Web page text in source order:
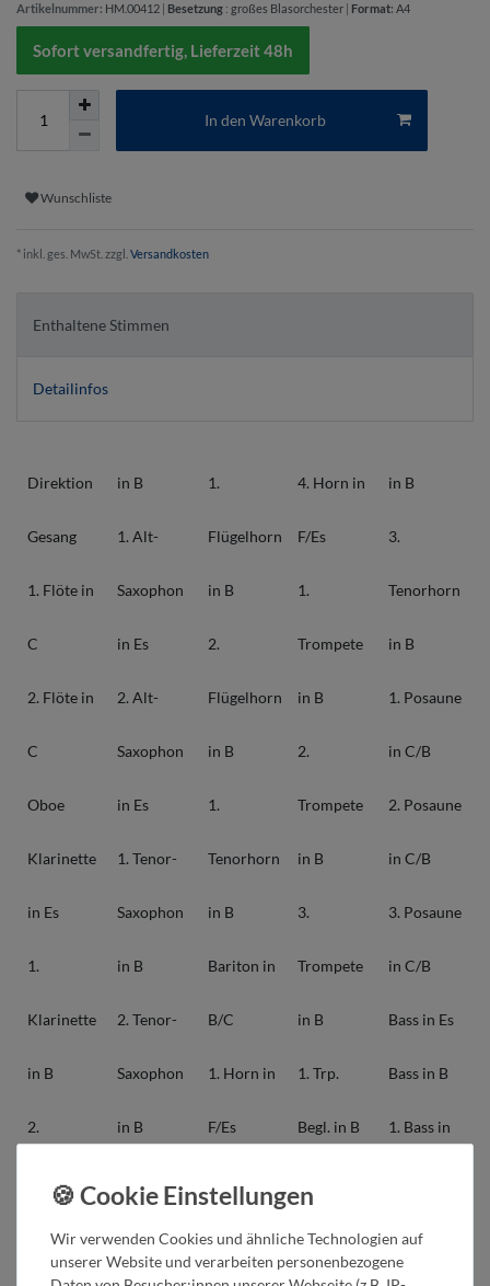
Artikelnummer: HM.00412 Besetzung : großes Blasorchester Format: A4
Sofort versandfertig, Lieferzeit 48h
In den Warenkorb
Wunschliste
* inkl. ges. MwSt. zzgl. Versandkosten
Enthaltene Stimmen
Detailinfos
Direktion
Gesang
1. Flöte in
C
2. Flöte in
C
Oboe
Klarinette
in Es
1.
Klarinette
in B
2.
Klarinette
in B
in B
1. Alt-
Saxophon
in Es
2. Alt-
Saxophon
in Es
1. Tenor-
Saxophon
in B
2. Tenor-
Saxophon
in B
Saxophon
1.
Flügelhorn
in B
2.
Flügelhorn
in B
1.
Tenorhorn
in B
Bariton in
B/C
1. Horn in
F/Es
F/Es
4. Horn in
F/Es
1.
Trompete
in B
2.
Trompete
in B
3.
Trompete
in B
1. Trp.
Begl. in B
Begl. in B
in B
3.
Tenorhorn
in B
1. Posaune
in C/B
2. Posaune
in C/B
3. Posaune
in C/B
Bass in Es
Bass in B
1. Bass in
2. Bass in
Wir verwenden Cookies und ähnliche Technologien auf
unserer Website und verarbeiten personenbezogene